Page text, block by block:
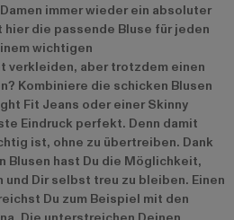
immer wieder ein absoluter
hier die passende Bluse für jeden
wichtigen
verkleiden, aber trotzdem einen
Kombiniere die schicken Blusen
Fit Jeans oder einer Skinny
Eindruck perfekt. Denn damit
ist, ohne zu übertreiben. Dank
Blusen hast Du die Möglichkeit,
Dir selbst treu zu bleiben. Einen
Du zum Beispiel mit den